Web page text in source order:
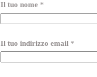
Il tuo nome *
Il tuo indirizzo email *